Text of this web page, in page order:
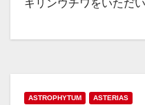
キリンウチワをいただ
ASTROPHYTUM ASTERIAS